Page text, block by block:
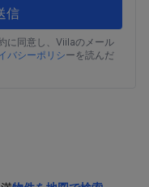
信
に同意し、Viilaのメール
バシーポリシーを読んだ